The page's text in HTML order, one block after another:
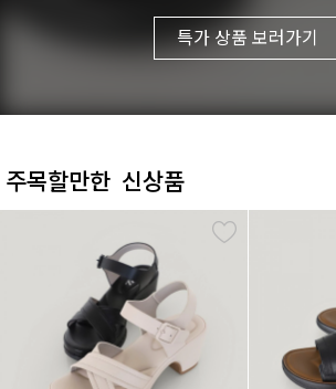
특가 상품 보러가기
주목할만한 신상품